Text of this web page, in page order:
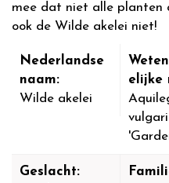
mee dat niet alle planten
ook de Wilde akelei niet!
Nederlandse
naam:
Wilde akelei
elijke
Geslacht: